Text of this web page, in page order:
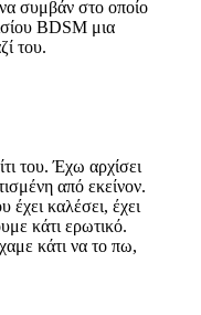
συμβάν στο οποίο
BDSM μια
του.
του. Έχω αρχίσει
από εκείνον.
καλέσει, έχει
κάτι ερωτικό.
κάτι να το πω,